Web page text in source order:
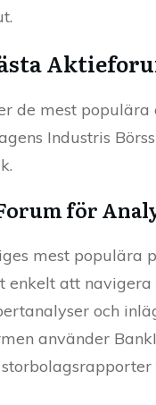
de mest
Industris
för
mest
enkelt att
och
använder